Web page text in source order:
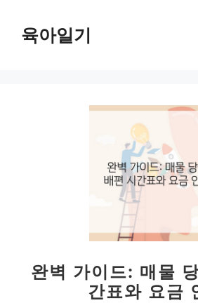
육아일기
완벽 가이드: 매물
간표와 요금